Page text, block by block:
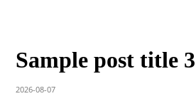
Sample post title 3
2026-08-07